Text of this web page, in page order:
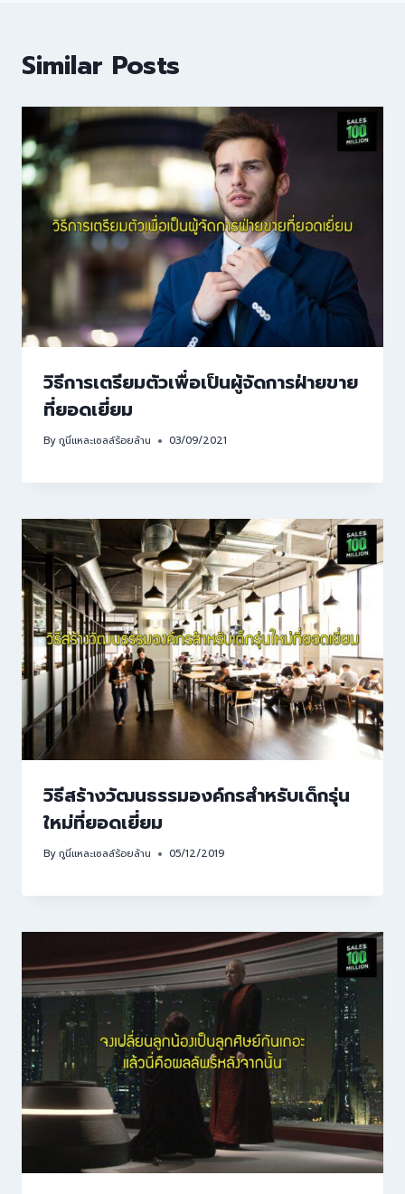
Similar Posts
วิธีการเตรียมตัวเพื่อเป็นผู้จัดการฝ่ายขาย
ที่ยอดเยี่ยม
Byกูนี่แหละเซลล์ร้อยล้าน 03/09/2021
วิธีสร้างวัฒนธรรมองค์กรสำหรับเด็กรุ่น
ใหม่ที่ยอดเยี่ยม
Byกูนี่แหละเซลล์ร้อยล้าน 05/12/2019